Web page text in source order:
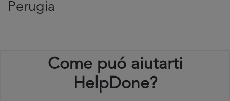
Perugia
Come puó aiutarti
HelpDone?